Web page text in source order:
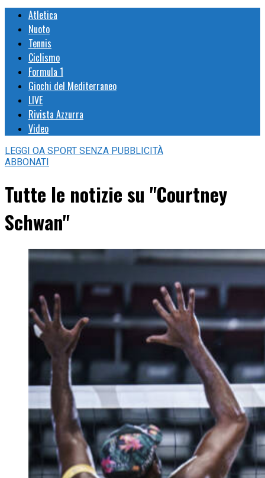
Atletica
Nuoto
Tennis
Ciclismo
Formula 1
Giochi del Mediterraneo
LIVE
Rivista Azzurra
Video
LEGGI OA SPORT SENZA PUBBLICITÀ
ABBONATI
Tutte le notizie su "Courtney
Schwan"